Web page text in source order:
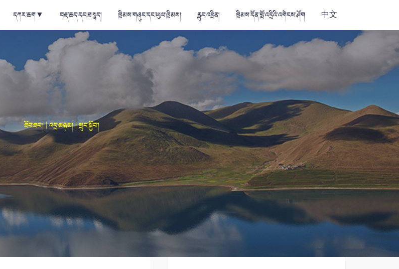
དཀར་ཆག▼ བརྡ་ཆད་དང་ཐ་སྙད། ཁྲིམས་གཞུང་དང་ཡུལ་ཁྲིམས། རླུང་འཕྲིན། ཁྲིམས་དོན་བློ་འདྲིའི་འགེངས་ཤོག 中文
ཐོབ་ཐང་། | འདྲ་མཉམ། | སྲུང་སྐྱོབ་།